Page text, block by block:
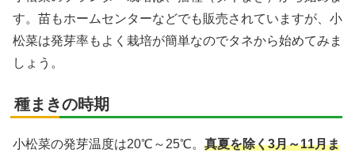
す。苗もホームセンターなどでも販売されていますが、小
松菜は発芽率もよく栽培が簡単なのでタネから始めてみま
しょう。
種まきの時期
小松菜の発芽温度は20℃～25℃。 真夏を除く3月～11月ま